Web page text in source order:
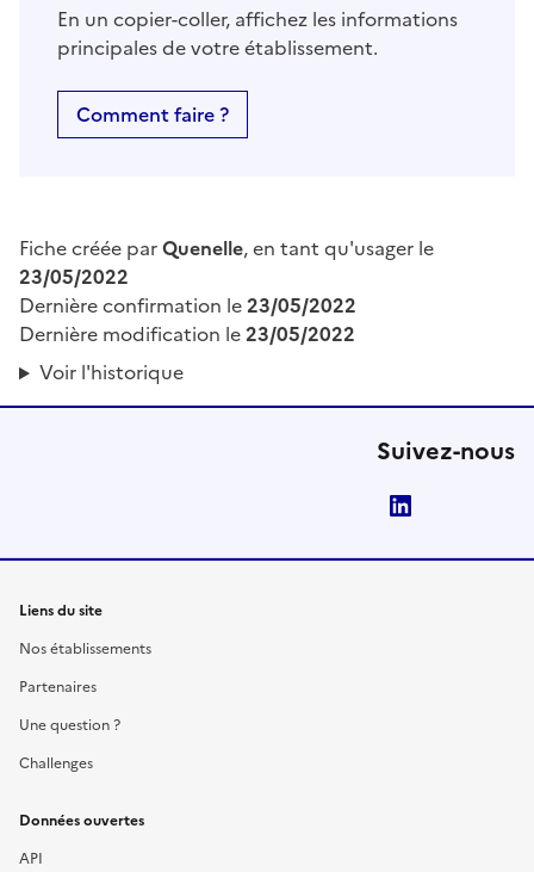
En un copier-coller, affichez les informations
principales de votre établissement.
Comment faire ?
Fiche créée parQuenelle, en tant qu'usager le
23/05/2022
Dernière confirmation le23/05/2022
Dernière modification le23/05/2022
Voir l'historique
Suivez-nous
Liens du site
Nos établissements
Partenaires
Une question ?
Challenges
Données ouvertes
API